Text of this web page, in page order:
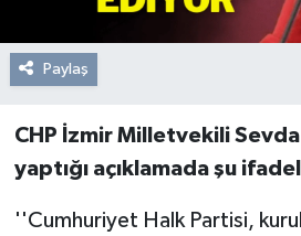
Paylaş
CHP İzmir Milletvekili Sevda
yaptığı açıklamada şu
''Cumhuriyet Halk Partisi,